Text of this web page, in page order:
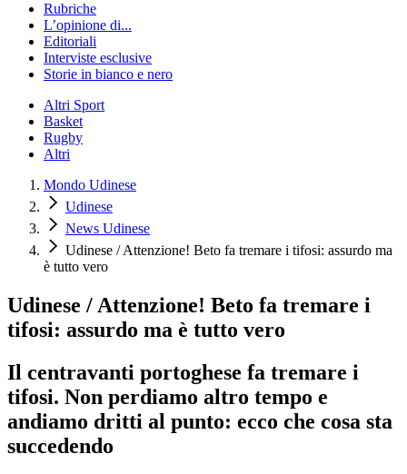
Rubriche
L’opinione di...
Editoriali
Interviste esclusive
Storie in bianco e nero
Altri Sport
Basket
Rugby
Altri
Mondo Udinese
Udinese
News Udinese
Udinese / Attenzione! Beto fa tremare i tifosi: assurdo ma
è tutto vero
Udinese / Attenzione! Beto fa tremare i
tifosi: assurdo ma è tutto vero
Il centravanti portoghese fa tremare i
tifosi. Non perdiamo altro tempo e
andiamo dritti al punto: ecco che cosa sta
succedendo